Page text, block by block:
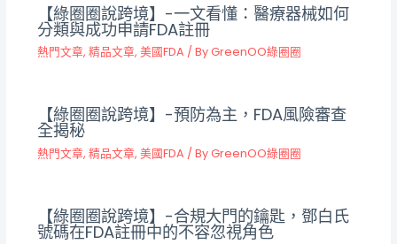
【綠圈圈說跨境】-一文看懂：醫療器械如何
分類與成功申請FDA註冊
熱門文章, 精品文章, 美國FDA / ByGreenOO綠圈圈
【綠圈圈說跨境】-預防為主，FDA風險審查
全揭秘
熱門文章, 精品文章, 美國FDA / ByGreenOO綠圈圈
【綠圈圈說跨境】-合規大門的鑰匙，鄧白氏
號碼在FDA註冊中的不容忽視角色